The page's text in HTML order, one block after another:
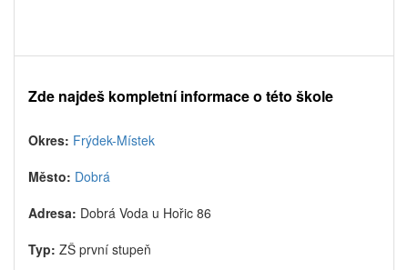
Zde najdeš kompletní informace o této škole
Okres: Frýdek-Místek
Město: Dobrá
Adresa: Dobrá Voda u Hořic 86
Typ: ZŠ první stupeň